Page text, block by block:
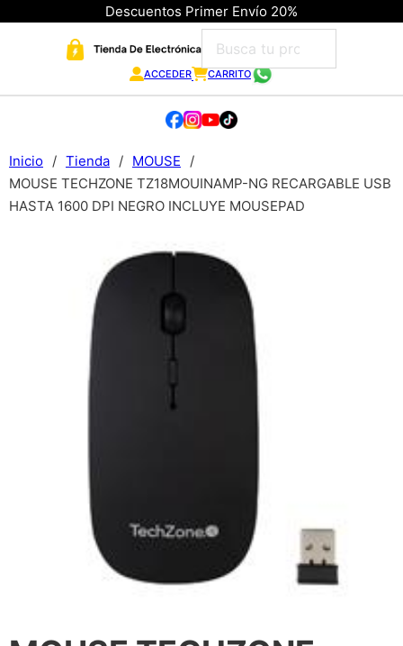
Descuentos Primer Envío 20%
ACCEDER CARRITO
Inicio / Tienda / MOUSE
/
MOUSE TECHZONE TZ18MOUINAMP-NG RECARGABLE USB
HASTA 1600 DPI NEGRO INCLUYE MOUSEPAD